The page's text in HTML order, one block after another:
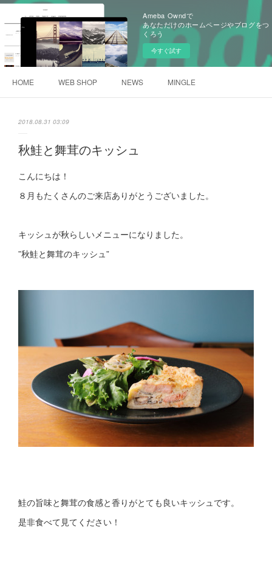
Ameba Owndで
あなただけのホームページやブログをつ
くろう
今すぐ試す
HOME WEB SHOP NEWS MINGLE
2018.08.31 03:09
秋鮭と舞茸のキッシュ
こんにちは！
８月もたくさんのご来店ありがとうございました。
キッシュが秋らしいメニューになりました。
”秋鮭と舞茸のキッシュ”
鮭の旨味と舞茸の食感と香りがとても良いキッシュです。
是非食べて見てください！